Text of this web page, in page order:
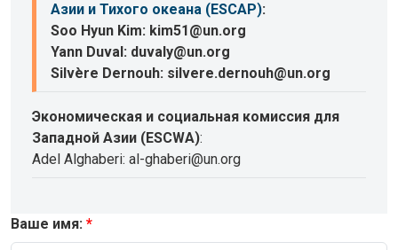
Азии и Тихого океана (ESCAP):
Soo Hyun Kim: kim51@un.org
Yann Duval: duvaly@un.org
Silvère Dernouh: silvere.dernouh@un.org
Экономическая и социальная комиссия для
Западной Азии (ESCWA):
Adel Alghaberi: al-ghaberi@un.org
Ваше имя: